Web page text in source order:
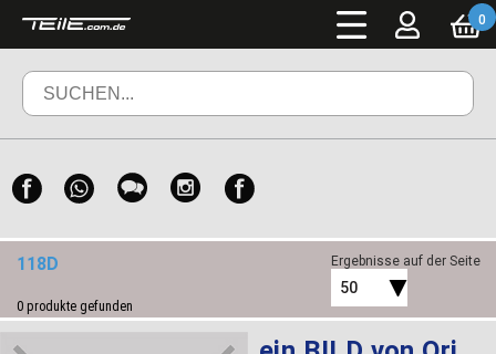
0
118D
0 produkte gefunden
Ergebnisse auf der Seite
50